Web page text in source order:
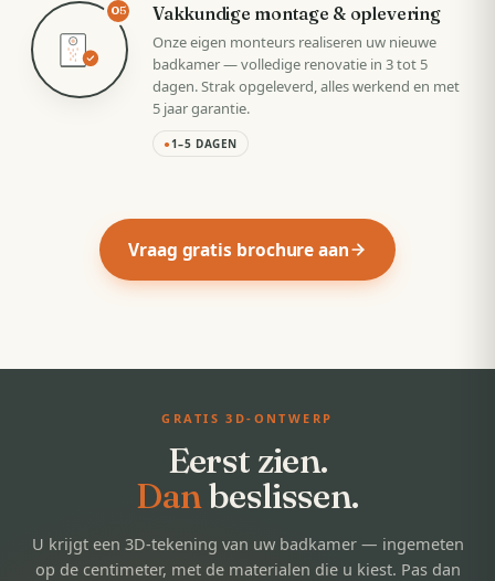
05 Vakkundige montage & oplevering
Onze eigen monteurs realiseren uw nieuwe
badkamer — volledige renovatie in 3 tot 5
dagen. Strak opgeleverd, alles werkend en met
5 jaar garantie.
●1–5 DAGEN
Vraag gratis brochure aan
GRATIS 3D-ONTWERP
Eerst zien.
Danbeslissen.
U krijgt een 3D-tekening van uw badkamer — ingemeten
op de centimeter, met de materialen die u kiest. Pas dan